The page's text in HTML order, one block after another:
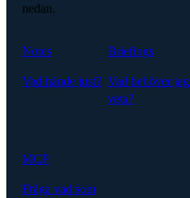
nedan.
Notes
Vad hände just?
Briefings
Vad behöver jag
veta?
MCP
Fråga vad som